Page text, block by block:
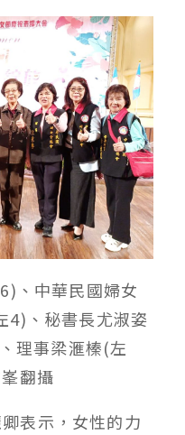
、中華民國婦女
4)、秘書長尤淑姿
理事梁滙榛(左
翻攝
表示，女性的力